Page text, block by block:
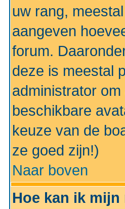
uw rang,
aangeven
forum.
deze is meestal
administrator
beschikbare
keuze van de
ze goed zijn!)
Naar boven
Hoe kan ik